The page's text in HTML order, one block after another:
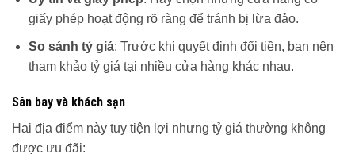
giấy phép hoạt động rõ ràng để tránh bị lừa đảo.
So sánh tỷ giá: Trước khi quyết định đổi tiền, bạn nên
tham khảo tỷ giá tại nhiều cửa hàng khác nhau.
Sân bay và khách sạn
Hai địa điểm này tuy tiện lợi nhưng tỷ giá thường không
được ưu đãi: